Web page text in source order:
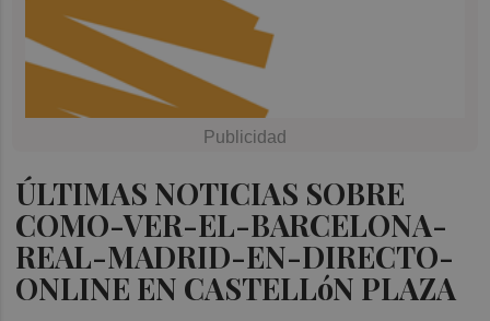
ÚLTIMAS NOTICIAS SOBRE
COMO-VER-EL-BARCELONA-
REAL-MADRID-EN-DIRECTO-
ONLINE EN CASTELLóN PLAZA